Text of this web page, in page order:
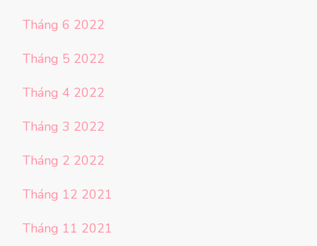
Tháng 6 2022
Tháng 5 2022
Tháng 4 2022
Tháng 3 2022
Tháng 2 2022
Tháng 12 2021
Tháng 11 2021